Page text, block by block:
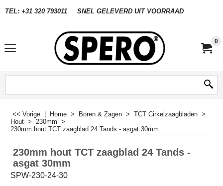
TEL: +31 320 793011 SNEL GELEVERD UIT VOORRAAD
0
<< Vorige Home > Boren & Zagen > TCT Cirkelzaagbladen >
Hout > 230mm >
230mm hout TCT zaagblad 24 Tands - asgat 30mm
230mm hout TCT zaagblad 24 Tands -
asgat 30mm
SPW-230-24-30